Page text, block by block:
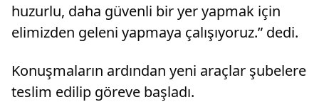
huzurlu, daha güvenli bir yer yapmak için
elimizden geleni yapmaya çalışıyoruz.” dedi.
Konuşmaların ardından yeni araçlar şubelere
teslim edilip göreve başladı.